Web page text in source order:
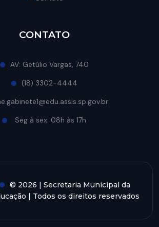
CONTATO
AV: Getúlio Vargas, 740
(18) 3302-4444
Seg à sex: 08h às 17h
© 2026 | Secretaria Municipal da
| Todos os direitos reservados